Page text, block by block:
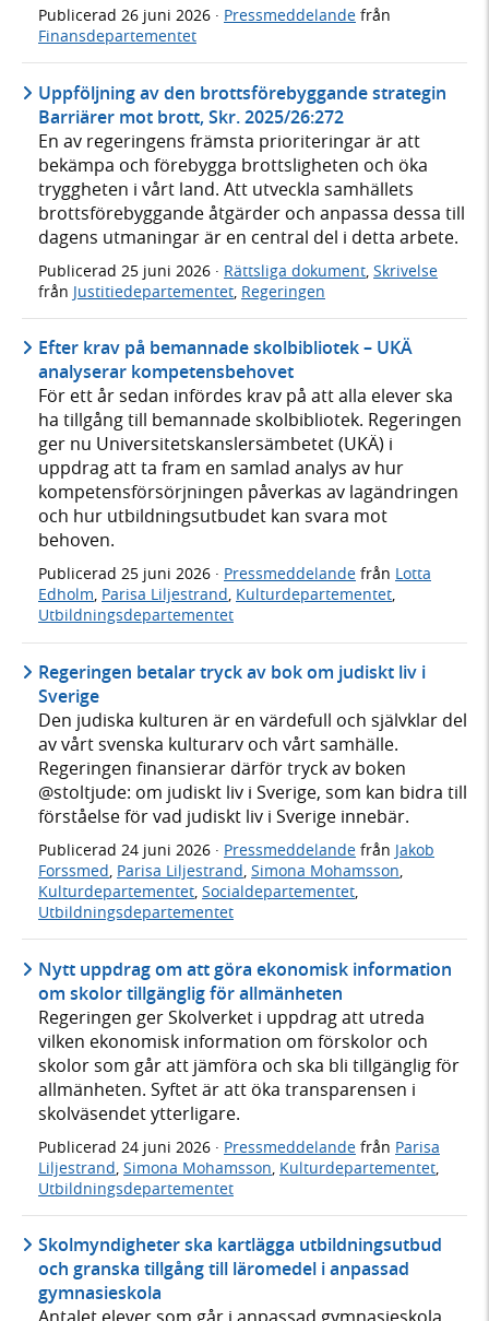
Publicerad 26 juni 2026 · Pressmeddelande från
Finansdepartementet
Uppföljning av den brottsförebyggande strategin
Barriärer mot brott, Skr. 2025/26:272
En av regeringens främsta prioriteringar är att
bekämpa och förebygga brottsligheten och öka
tryggheten i vårt land. Att utveckla samhällets
brottsförebyggande åtgärder och anpassa dessa till
dagens utmaningar är en central del i detta arbete.
Publicerad 25 juni 2026 · Rättsliga dokument Skrivelse
från Justitiedepartementet Regeringen
Efter krav på bemannade skolbibliotek – UKÄ
analyserar kompetensbehovet
För ett år sedan infördes krav på att alla elever ska
ha tillgång till bemannade skolbibliotek. Regeringen
ger nu Universitetskanslersämbetet (UKÄ) i
uppdrag att ta fram en samlad analys av hur
kompetensförsörjningen påverkas av lagändringen
och hur utbildningsutbudet kan svara mot
behoven.
Publicerad 25 juni 2026 · Pressmeddelande från Lotta
Edholm, Parisa Liljestrand, Kulturdepartementet,
Utbildningsdepartementet
Regeringen betalar tryck av bok om judiskt liv i
Sverige
Den judiska kulturen är en värdefull och självklar del
av vårt svenska kulturarv och vårt samhälle.
Regeringen finansierar därför tryck av boken
@stoltjude: om judiskt liv i Sverige, som kan bidra till
förståelse för vad judiskt liv i Sverige innebär.
Publicerad 24 juni 2026 · Pressmeddelande från Jakob
Forssmed, Parisa Liljestrand, Simona Mohamsson,
Kulturdepartementet, Socialdepartementet,
Utbildningsdepartementet
Nytt uppdrag om att göra ekonomisk information
om skolor tillgänglig för allmänheten
Regeringen ger Skolverket i uppdrag att utreda
vilken ekonomisk information om förskolor och
skolor som går att jämföra och ska bli tillgänglig för
allmänheten. Syftet är att öka transparensen i
skolväsendet ytterligare.
Publicerad 24 juni 2026 · Pressmeddelande från Parisa
Liljestrand Simona Mohamsson Kulturdepartementet
Utbildningsdepartementet
Skolmyndigheter ska kartlägga utbildningsutbud
och granska tillgång till läromedel i anpassad
gymnasieskola